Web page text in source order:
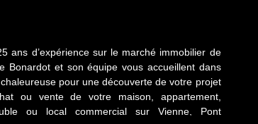
ans d’expérience sur le marché immobilier de
Bonardot et son équipe vous accueillent dans
pour une découverte de votre projet
ou vente de votre maison, appartement,
ou local commercial sur Vienne, Pont